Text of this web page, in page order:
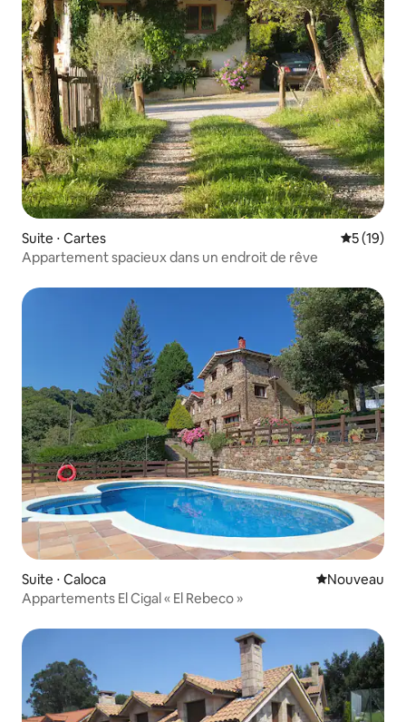
Suite ⋅ Cartes
5 (19)
Appartement spacieux dans un endroit de rêve
Suite ⋅ Caloca Nouvel
Nouveau
Appartements El Cigal « El Rebeco »